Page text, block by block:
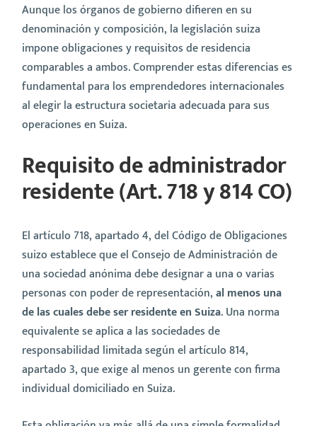
Aunque los órganos de gobierno difieren en su
denominación y composición, la legislación suiza
impone obligaciones y requisitos de residencia
comparables a ambos. Comprender estas diferencias es
fundamental para los emprendedores internacionales
al elegir la estructura societaria adecuada para sus
operaciones en Suiza.
Requisito de administrador
residente (Art. 718 y 814 CO)
El artículo 718, apartado 4, del Código de Obligaciones
suizo establece que el Consejo de Administración de
una sociedad anónima debe designar a una o varias
personas con poder de representación,al menos una
de las cuales debe ser residente en Suiza. Una norma
equivalente se aplica a las sociedades de
responsabilidad limitada según el artículo 814,
apartado 3, que exige al menos un gerente con firma
individual domiciliado en Suiza.